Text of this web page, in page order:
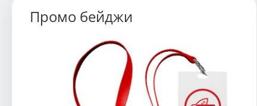
Промо бейджи
Карманы для бейджей предназначены для
хранения и ношения пластиковых карт,
Часто карманы для бейджей используются
в качестве держателя личной информационной
карточки на выставках, конференциях,
презентациях, в офисах, на предприятиях
и в оффлайн точках продаж.